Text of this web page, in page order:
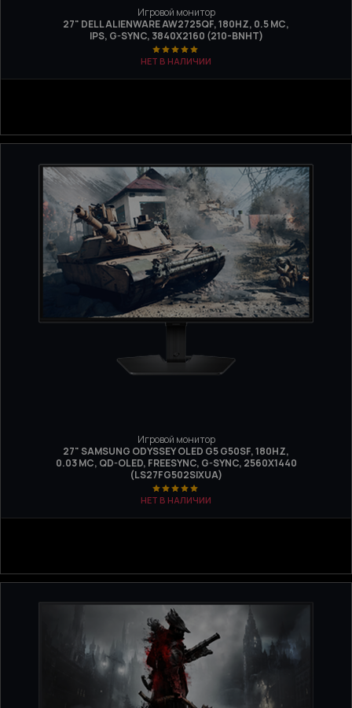
Игровой монитор
27" DELL ALIENWARE AW2725QF, 180HZ, 0.5 МС,
IPS, G-SYNC, 3840Х2160 (210-BNHT)
НЕТ В НАЛИЧИИ
Игровой монитор
27" SAMSUNG ODYSSEY OLED G5 G50SF, 180HZ,
0.03 МС, QD-OLED, FREESYNC, G-SYNC, 2560Х1440
(LS27FG502SIXUA)
НЕТ В НАЛИЧИИ